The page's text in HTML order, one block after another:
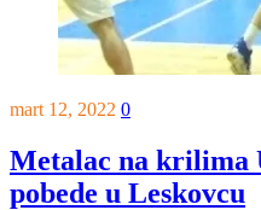
mart 12, 2022 0
Metalac na krilima
pobede u Leskovcu